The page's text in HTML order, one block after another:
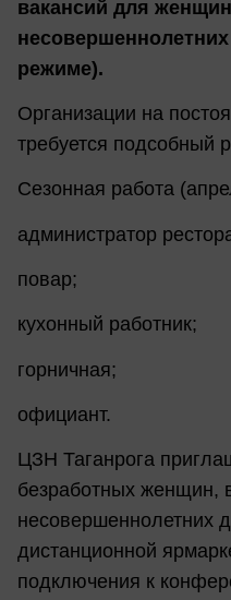
вакансий для
режиме).
Организации на
требуется подсобный
Сезонная работа
администратор
повар;
кухонный работник;
горничная;
официант.
ЦЗН Таганрога
безработных женщин,
несовершеннолетних
дистанционной
подключения к